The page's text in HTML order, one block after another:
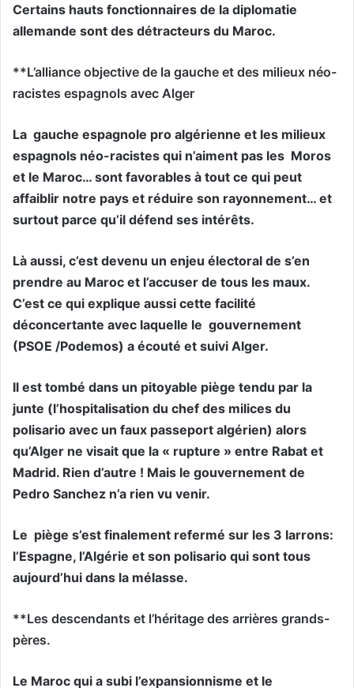
Certains hauts fonctionnaires de la diplomatie
allemande sont des détracteurs du Maroc.
**L’alliance objective de la gauche et des milieux néo-
racistes espagnols avec Alger
La gauche espagnole pro algérienne et les milieux
espagnols néo-racistes qui n’aiment pas les Moros
et le Maroc… sont favorables à tout ce qui peut
affaiblir notre pays et réduire son rayonnement… et
surtout parce qu’il défend ses intérêts.
Là aussi, c’est devenu un enjeu électoral de s’en
prendre au Maroc et l’accuser de tous les maux.
C’est ce qui explique aussi cette facilité
déconcertante avec laquelle le gouvernement
(PSOE /Podemos) a écouté et suivi Alger.
Il est tombé dans un pitoyable piège tendu par la
junte (l’hospitalisation du chef des milices du
polisario avec un faux passeport algérien) alors
qu’Alger ne visait que la « rupture » entre Rabat et
Madrid. Rien d’autre ! Mais le gouvernement de
Pedro Sanchez n’a rien vu venir.
Le piège s’est finalement refermé sur les 3 larrons:
l’Espagne, l’Algérie et son polisario qui sont tous
aujourd’hui dans la mélasse.
**Les descendants et l’héritage des arrières grands-
pères.
Le Maroc qui a subi l’expansionnisme et le